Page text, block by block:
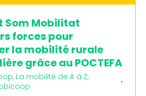
Som Mobilitat
forces pour
la mobilité rurale
grâce au POCTEFA
, La mobilité de A à Z,